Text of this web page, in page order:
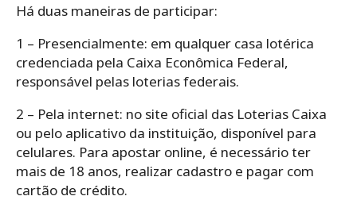
Há duas maneiras de participar:
1 – Presencialmente: em qualquer casa lotérica
credenciada pela Caixa Econômica Federal,
responsável pelas loterias federais.
2 – Pela internet: no site oficial das Loterias Caixa
ou pelo aplicativo da instituição, disponível para
celulares. Para apostar online, é necessário ter
mais de 18 anos, realizar cadastro e pagar com
cartão de crédito.